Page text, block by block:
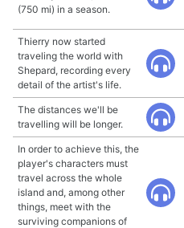
(750 mi) in a season.
Thierry now started
traveling the world with
Shepard, recording every
detail of the artist's life.
The distances we'll be
travelling will be longer.
In order to achieve this, the
player's characters must
travel across the whole
island and, among other
things, meet with the
surviving companions of